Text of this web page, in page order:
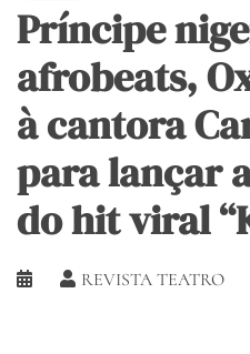
Príncipe
afrobeats,
à cantora
para lançar
do hit viral
REVISTA TEATRO